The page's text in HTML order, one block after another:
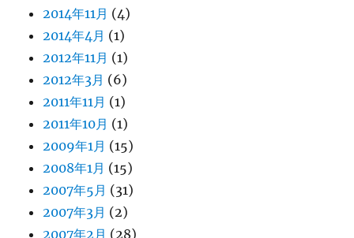
2014年11月 (4)
2014年4月 (1)
2012年11月 (1)
2012年3月 (6)
2011年11月 (1)
2011年10月 (1)
2009年1月 (15)
2008年1月 (15)
2007年5月 (31)
2007年3月 (2)
2007年2月 (28)